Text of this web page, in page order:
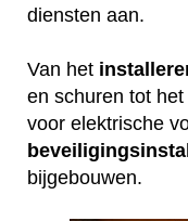
diensten aan.
Van het
en schuren tot
voor elektrische
bijgebouwen.